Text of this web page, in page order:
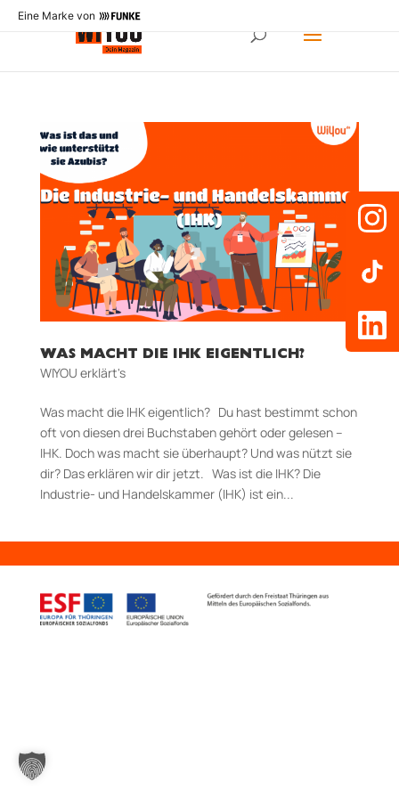
Eine Marke von
WAS MACHT DIE IHK EIGENTLICH?
WIYOU erklärt's
Was macht die IHK eigentlich? Du hast bestimmt schon
oft von diesen drei Buchstaben gehört oder gelesen –
IHK. Doch was macht sie überhaupt? Und was nützt sie
dir? Das erklären wir dir jetzt. Was ist die IHK? Die
Industrie- und Handelskammer (IHK) ist ein...